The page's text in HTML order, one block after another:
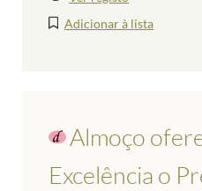
Adicionar à lista
Almoço
Excelência o